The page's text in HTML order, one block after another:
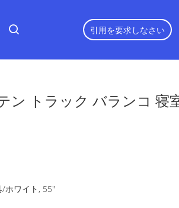
引用を要求しなさい
ン トラック バランコ 寝
ホワイト, 55"